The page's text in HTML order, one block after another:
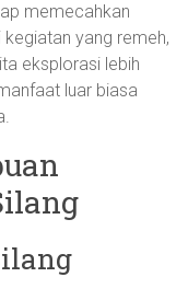
memecahkan
yang remeh,
eksplorasi lebih
luar biasa